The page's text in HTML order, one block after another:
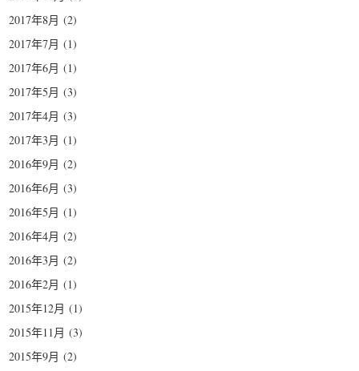
2017年8月 (2)
2017年7月 (1)
2017年6月 (1)
2017年5月 (3)
2017年4月 (3)
2017年3月 (1)
2016年9月 (2)
2016年6月 (3)
2016年5月 (1)
2016年4月 (2)
2016年3月 (2)
2016年2月 (1)
2015年12月 (1)
2015年11月 (3)
2015年9月 (2)